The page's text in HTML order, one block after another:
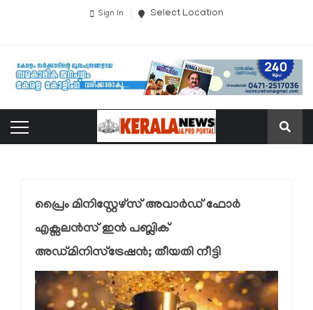
Sign In Select Location
പ്രൈം മിനിസ്റ്റേഴ്സ് അവാർഡ് ഫോർ
എക്സലൻസ് ഇൻ പബ്ലിക്
അഡ്മിനിസ്ട്രേഷൻ; തീയതി നീട്ടി